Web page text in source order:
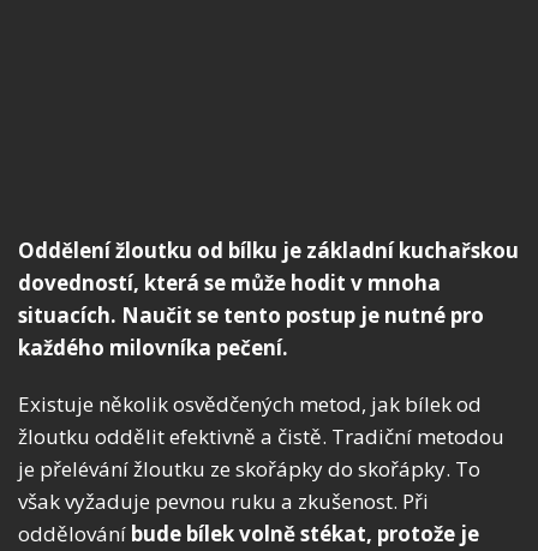
Oddělení žloutku od bílku je základní kuchařskou
dovedností, která se může hodit v mnoha
situacích. Naučit se tento postup je nutné pro
každého milovníka pečení.
Existuje několik osvědčených metod, jak bílek od
žloutku oddělit efektivně a čistě. Tradiční metodou
je přelévání žloutku ze skořápky do skořápky. To
však vyžaduje pevnou ruku a zkušenost. Při
oddělování bude bílek volně stékat, protože je